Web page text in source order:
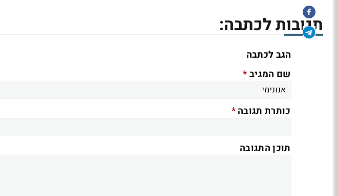
תגובות לכתבה:
הגב לכתבה
שם המגיב*
כותרת תגובה*
תוכן התגובה